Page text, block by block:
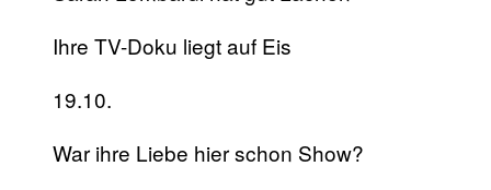
Ihre TV-Doku liegt auf Eis
19.10.
War ihre Liebe hier schon Show?